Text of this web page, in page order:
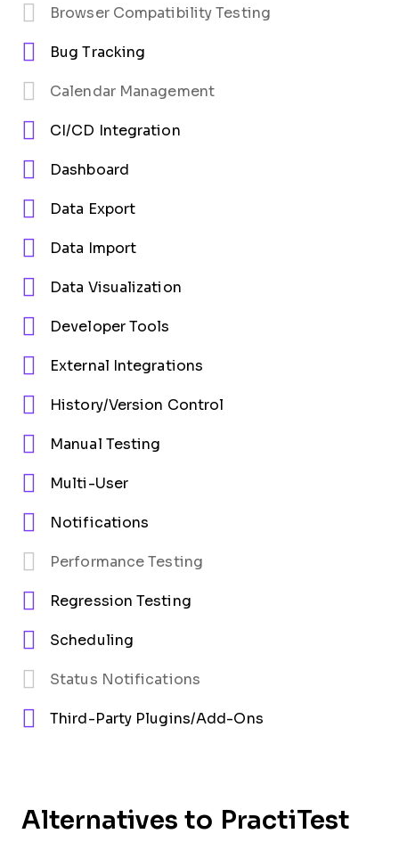
Browser Compatibility Testing
Bug Tracking
Calendar Management
CI/CD Integration
Dashboard
Data Export
Data Import
Data Visualization
Developer Tools
External Integrations
History/Version Control
Manual Testing
Multi-User
Notifications
Performance Testing
Regression Testing
Scheduling
Status Notifications
Third-Party Plugins/Add-Ons
Alternatives to PractiTest